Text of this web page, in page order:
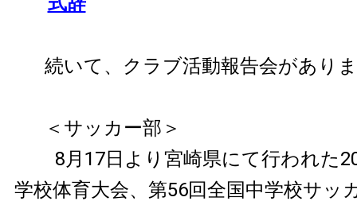
続いて、クラブ活動報告会があり
＜サッカー部＞
8月17日より宮崎県にて行われた
学校体育大会、第56回全国中学校サッ